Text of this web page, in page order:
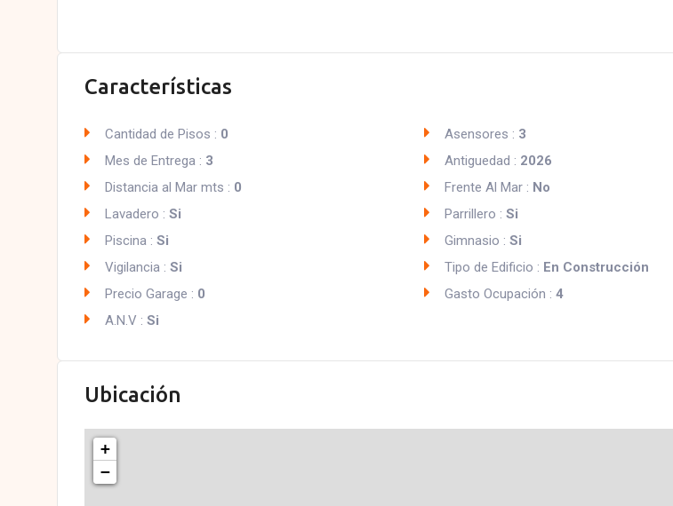
Características
Cantidad de Pisos : 0 Asensores : 3
Mes de Entrega : 3 Antiguedad : 2026
Distancia al Mar mts : 0 Frente Al Mar : No
Lavadero : Si Parrillero : Si
Piscina : Si Gimnasio : Si
Vigilancia : Si Tipo de Edificio : En Construcción
Precio Garage : 0 Gasto Ocupación : 4
A.N.V : Si
Ubicación
+
−